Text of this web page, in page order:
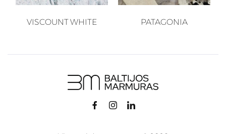
VISCOUNT WHITE PATAGONIA